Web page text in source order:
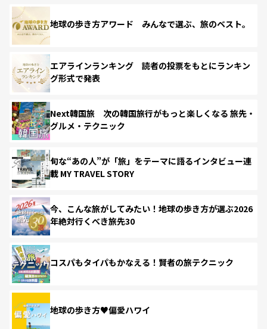
地球の歩き方アワード みんなで選ぶ、旅のベスト。
エアラインランキング 読者の投票をもとにランキン
グ形式で発表
Next韓国旅 次の韓国旅行がもっと楽しくなる 旅先・
グルメ・テクニック
旬な“あの人”が「旅」をテーマに語るインタビュー連
載 MY TRAVEL STORY
今、こんな旅がしてみたい！地球の歩き方が選ぶ2026
年絶対行くべき旅先30
コスパもタイパもかなえる！賢者の旅テクニック
地球の歩き方♥偏愛ハワイ